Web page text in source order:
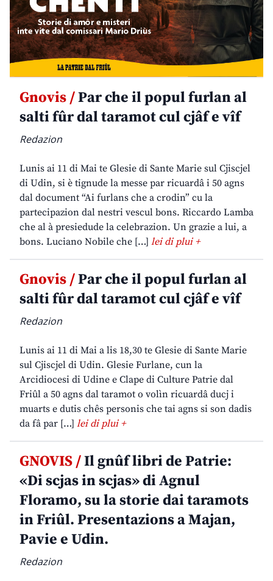
Gnovis /Par che il popul furlan al
salti fûr dal taramot cul cjâf e vîf
Redazion
Lunis ai 11 di Mai te Glesie di Sante Marie sul Cjiscjel
di Udin, si è tignude la messe par ricuardâ i 50 agns
dal document “Ai furlans che a crodin” cu la
partecipazion dal nestri vescul bons. Riccardo Lamba
che al à presiedude la celebrazion. Un grazie a lui, a
bons. Luciano Nobile che […] lei di plui +
Gnovis /Par che il popul furlan al
salti fûr dal taramot cul cjâf e vîf
Redazion
Lunis ai 11 di Mai a lis 18,30 te Glesie di Sante Marie
sul Cjiscjel di Udin. Glesie Furlane, cun la
Arcidiocesi di Udine e Clape di Culture Patrie dal
Friûl a 50 agns dal taramot o volìn ricuardâ ducj i
muarts e dutis chês personis che tai agns si son dadis
da fâ par […] lei di plui +
GNOVIS /Il gnûf libri de Patrie:
«Di scjas in scjas» di Agnul
Floramo, su la storie dai taramots
in Friûl. Presentazions a Majan,
Pavie e Udin.
Redazion